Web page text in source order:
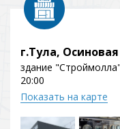
г.Тула,
здание
20:00
Показать на карте